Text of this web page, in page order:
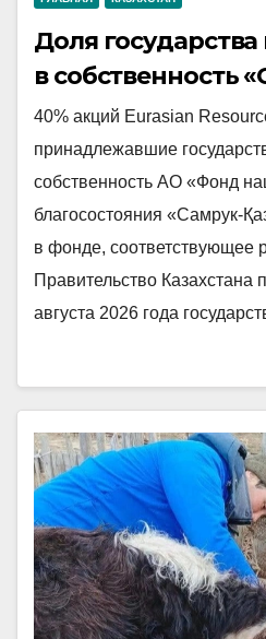
Доля
в собственность
40% акций Eurasian
принадлежавшие
собственность АО «Фонд
благосостояния «Самрук-
в фонде, соответствующее
Правительство Казахстана
августа 2026 года